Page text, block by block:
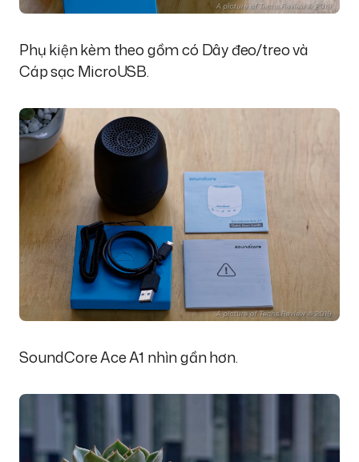
Phụ kiện kèm theo gồm có Dây đeo/treo và
Cáp sạc MicroUSB.
SoundCore Ace A1 nhìn gần hơn.